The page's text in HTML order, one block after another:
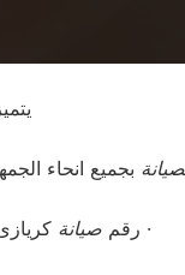
بجميع انحاء الجمهورية بخصومات هائلة
رقمصيانةكريازى خصم 30% خدمه
كريازى التجمع الاول و المحافظات ·